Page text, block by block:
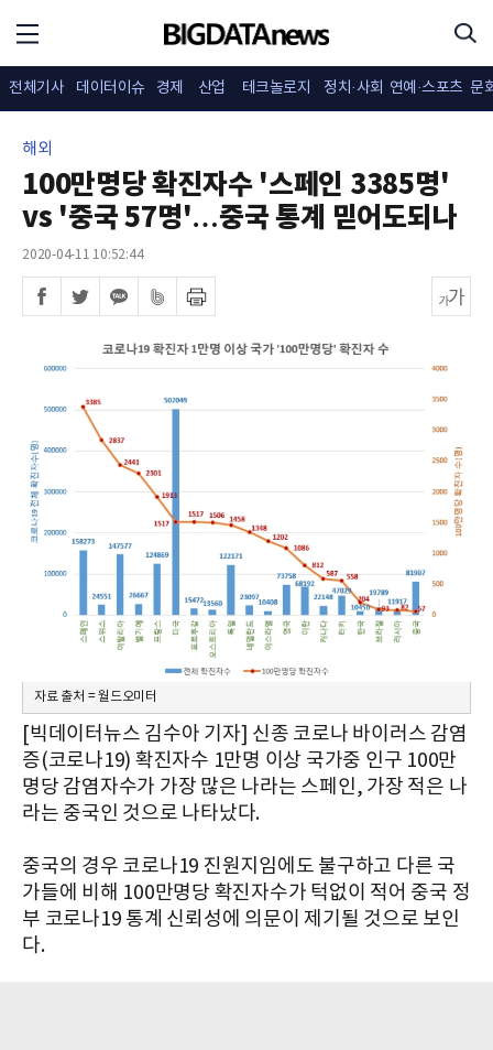
전체기사 데이터이슈 경제 산업 테크놀로지 정치·사회 연예·스포츠 문
해외
100만명당 확진자수 '스페인 3385명'
vs '중국 57명'…중국 통계 믿어도되나
2020-04-11 10:52:44
자료 출처 = 월드오미터
[빅데이터뉴스 김수아 기자] 신종 코로나 바이러스 감염
증(코로나19) 확진자수 1만명 이상 국가중 인구 100만
명당 감염자수가 가장 많은 나라는 스페인, 가장 적은 나
라는 중국인 것으로 나타났다.
중국의 경우 코로나19 진원지임에도 불구하고 다른 국
가들에 비해 100만명당 확진자수가 턱없이 적어 중국 정
부 코로나19 통계 신뢰성에 의문이 제기될 것으로 보인
다.